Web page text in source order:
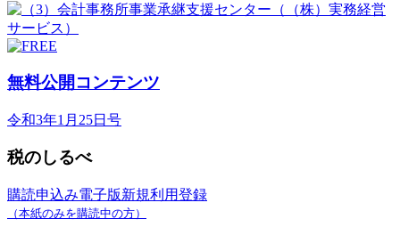
無料公開コンテンツ
令和3年1月25日号
税のしるべ
購読申込み電子版新規利用登録
（本紙のみを購読中の方）